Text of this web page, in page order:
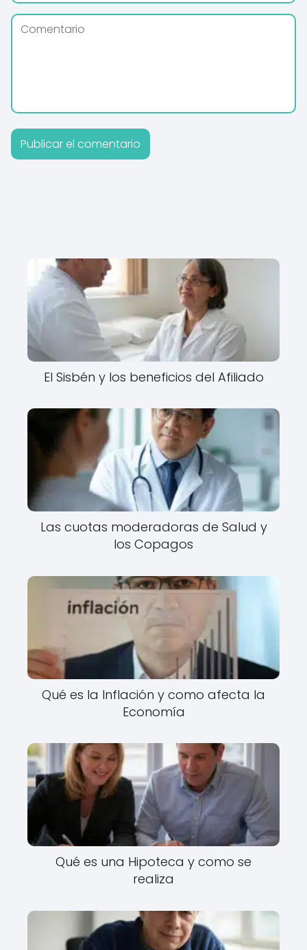
El Sisbén y los beneficios del Afiliado
Las cuotas moderadoras de Salud y
los Copagos
Qué es la Inflación y como afecta la
Economía
Qué es una Hipoteca y como se
realiza